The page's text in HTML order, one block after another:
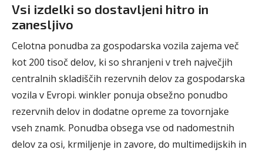
Vsi izdelki so dostavljeni hitro in
zanesljivo
Celotna ponudba za gospodarska vozila zajema več
kot 200 tisoč delov, ki so shranjeni v treh največjih
centralnih skladiščih rezervnih delov za gospodarska
vozila v Evropi. winkler ponuja obsežno ponudbo
rezervnih delov in dodatne opreme za tovornjake
vseh znamk. Ponudba obsega vse od nadomestnih
delov za osi, krmiljenje in zavore, do multimedijskih in